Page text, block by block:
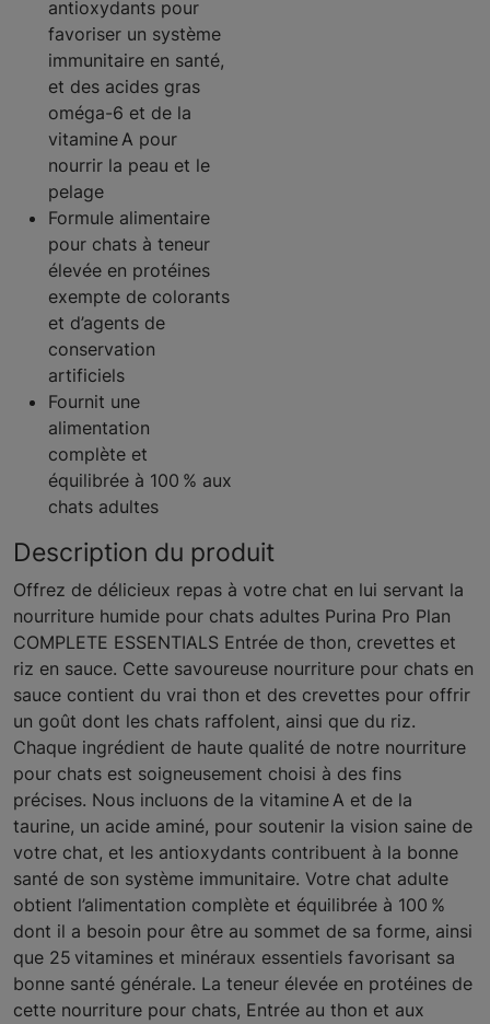
antioxydants pour
favoriser un système
immunitaire en santé,
et des acides gras
oméga-6 et de la
vitamine A pour
nourrir la peau et le
pelage
Formule alimentaire
pour chats à teneur
élevée en protéines
exempte de colorants
et d’agents de
conservation
artificiels
Fournit une
alimentation
complète et
équilibrée à 100 % aux
chats adultes
Description du produit
Offrez de délicieux repas à votre chat en lui servant la
nourriture humide pour chats adultes Purina Pro Plan
COMPLETE ESSENTIALS Entrée de thon, crevettes et
riz en sauce. Cette savoureuse nourriture pour chats en
sauce contient du vrai thon et des crevettes pour offrir
un goût dont les chats raffolent, ainsi que du riz.
Chaque ingrédient de haute qualité de notre nourriture
pour chats est soigneusement choisi à des fins
précises. Nous incluons de la vitamine A et de la
taurine, un acide aminé, pour soutenir la vision saine de
votre chat, et les antioxydants contribuent à la bonne
santé de son système immunitaire. Votre chat adulte
obtient l’alimentation complète et équilibrée à 100 %
dont il a besoin pour être au sommet de sa forme, ainsi
que 25 vitamines et minéraux essentiels favorisant sa
bonne santé générale. La teneur élevée en protéines de
cette nourriture pour chats, Entrée au thon et aux